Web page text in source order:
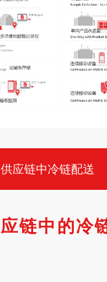
供应链中冷链配送
链中的冷